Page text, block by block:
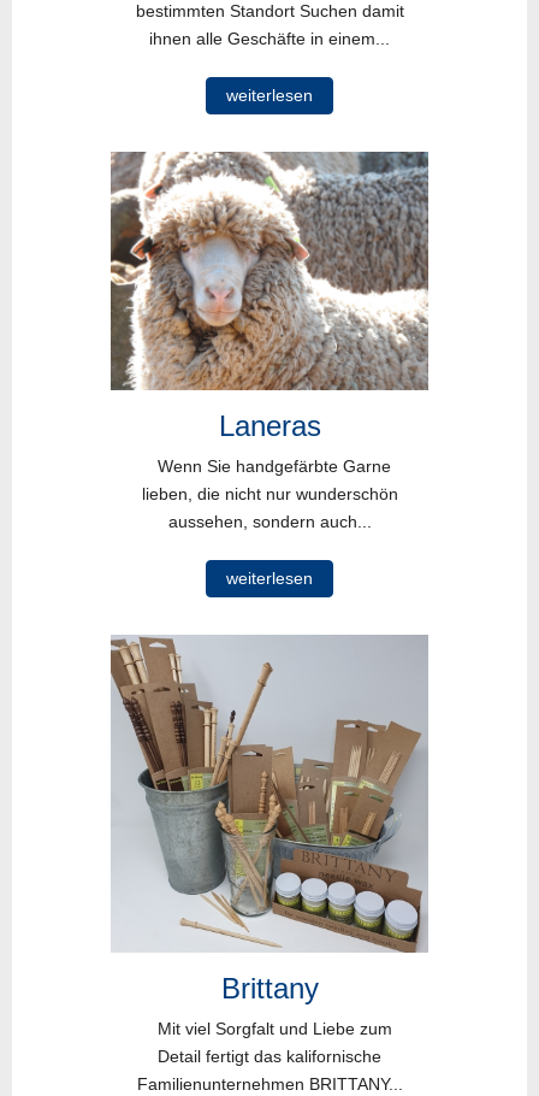
bestimmten Standort Suchen damit
ihnen alle Geschäfte in einem...
weiterlesen
Laneras
Wenn Sie handgefärbte Garne
lieben, die nicht nur wunderschön
aussehen, sondern auch...
weiterlesen
Brittany
Mit viel Sorgfalt und Liebe zum
Detail fertigt das kalifornische
Familienunternehmen BRITTANY...